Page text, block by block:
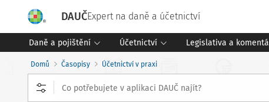
DAUČExpert na daně a účetnictví
Daně a pojištění Účetnictví Legislativa a
Domů Časopisy Účetnictví v praxi